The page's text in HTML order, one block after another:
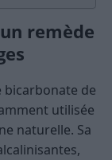
remède
bicarbonate de
utilisée
naturelle. Sa